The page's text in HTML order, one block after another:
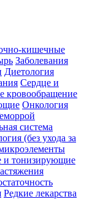
кишечные
Заболевания
Диетология
Сердце и
кровообращение
Онкология
система
(без ухода за
тонизирующие
Редкие лекарства